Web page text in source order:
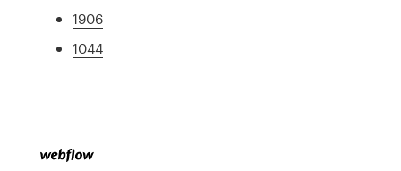
1906
1044